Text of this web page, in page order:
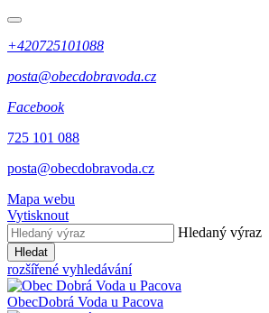
+420725101088
posta@obecdobravoda.cz
Facebook
725 101 088
posta@obecdobravoda.cz
Mapa webu
Vytisknout
Hledaný výraz
Hledat
rozšířené vyhledávání
ObecDobrá Voda u Pacova